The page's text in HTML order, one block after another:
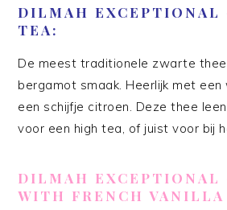
DILMAH EXCEPTIONAL
TEA:
De meest traditionele zwarte
bergamot smaak. Heerlijk met een
een schijfje citroen. Deze thee
voor een high tea, of juist voor bij
DILMAH EXCEPTIONAL
WITH FRENCH VANILLA